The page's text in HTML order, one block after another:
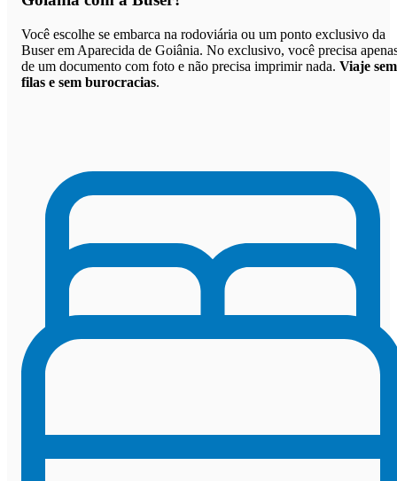
Você escolhe se embarca na rodoviária ou um ponto exclusivo da
Buser em Aparecida de Goiânia. No exclusivo, você precisa
de um documento com foto e não precisa imprimir nada. Viaje sem
filas e sem burocracias.